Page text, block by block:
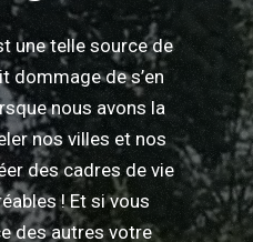
une telle source de
dommage de s’en
nous avons la
nos villes et nos
des cadres de vie
! Et si vous
des autres votre